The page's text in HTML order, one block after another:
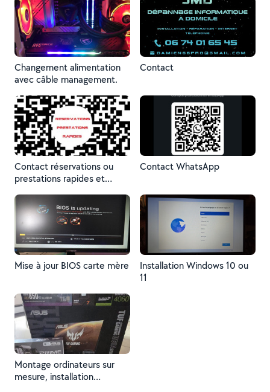
Changement alimentation
avec câble management.
Contact
Contact réservations ou
prestations rapides et
Contact WhatsApp
Mise à jour BIOS carte mère
Installation Windows 10 ou
11
Montage ordinateurs sur
mesure, installation